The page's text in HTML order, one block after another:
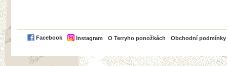
Facebook Instagram O Terryho ponožkách Obchodní podmínky
PayPal